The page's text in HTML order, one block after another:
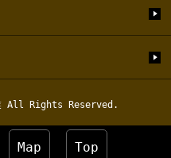
All Rights Reserved.
Map Top